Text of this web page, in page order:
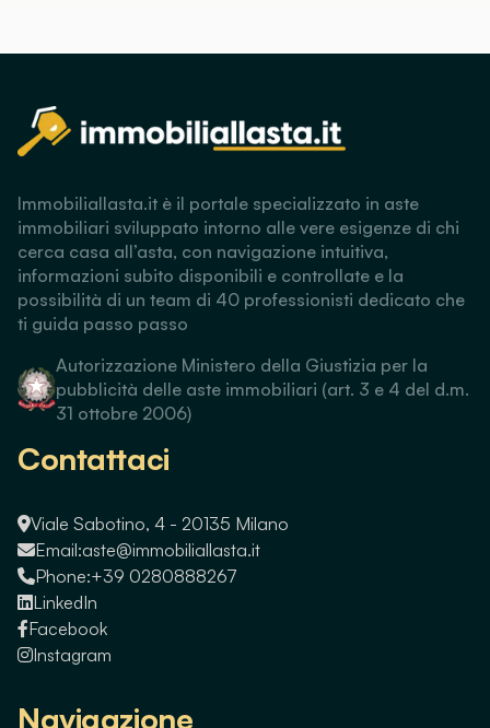
Immobiliallasta.it è il portale specializzato in aste
immobiliari sviluppato intorno alle vere esigenze di chi
cerca casa all’asta, con navigazione intuitiva,
informazioni subito disponibili e controllate e la
possibilità di un team di 40 professionisti dedicato che
ti guida passo passo
Autorizzazione Ministero della Giustizia per la
pubblicità delle aste immobiliari (art. 3 e 4 del d.m.
31 ottobre 2006)
Contattaci
Viale Sabotino, 4 - 20135 Milano
Email:aste@immobiliallasta.it
Phone:+39 0280888267
LinkedIn
Facebook
Instagram
Navigazione